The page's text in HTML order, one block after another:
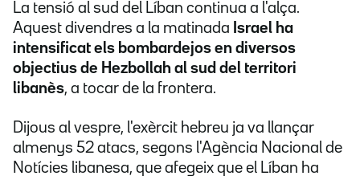
La tensió al sud del Líban continua a l'alça.
Aquest divendres a la matinada Israel ha
intensificat els bombardejos en diversos
objectius de Hezbollah al sud del territori
libanès, a tocar de la frontera.
Dijous al vespre, l'exèrcit hebreu ja va llançar
almenys 52 atacs, segons l'Agència Nacional de
Notícies libanesa, que afegeix que el Líban ha